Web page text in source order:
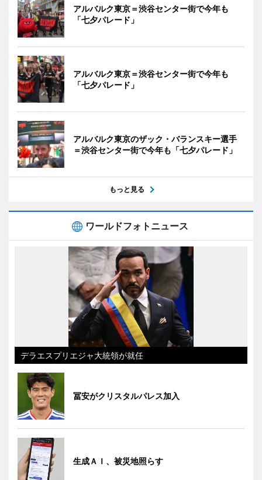
アルバルク東京＝渋谷センター街で今年も
「七夕パレード」
アルバルク東京＝渋谷センター街で今年も
「七夕パレード」
アルバルク東京のザック・バランスキー選手
＝渋谷センター街で今年も「七夕パレード」
もっと見る
ワールドフォトニュース
デラエスプリエジャ大統領が就任
冨安がクリスタルパレス加入
生成ＡＩ、被災地照らす